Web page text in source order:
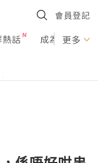
會員登記
話 成為U更多